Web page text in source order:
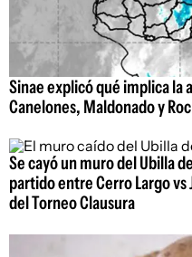
Sinae explicó qué implica la
Canelones, Maldonado y
Se cayó un muro del Ubilla
partido entre Cerro Largo
del Torneo Clausura